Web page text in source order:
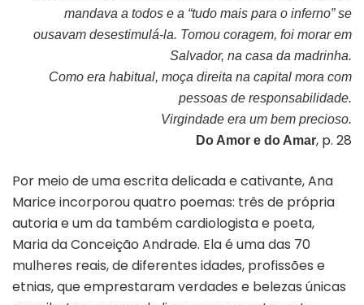
mandava a todos e a “tudo mais para o inferno” se
ousavam desestimulá-la. Tomou coragem, foi morar em
Salvador, na casa da madrinha.
Como era habitual, moça direita na capital mora com
pessoas de responsabilidade.
Virgindade era um bem precioso.
Do Amor e do Amar, p. 28
Por meio de uma escrita delicada e cativante, Ana
Marice incorporou quatro poemas: três de própria
autoria e um da também cardiologista e poeta,
Maria da Conceição Andrade. Ela é uma das 70
mulheres reais, de diferentes idades, profissões e
etnias, que emprestaram verdades e belezas únicas